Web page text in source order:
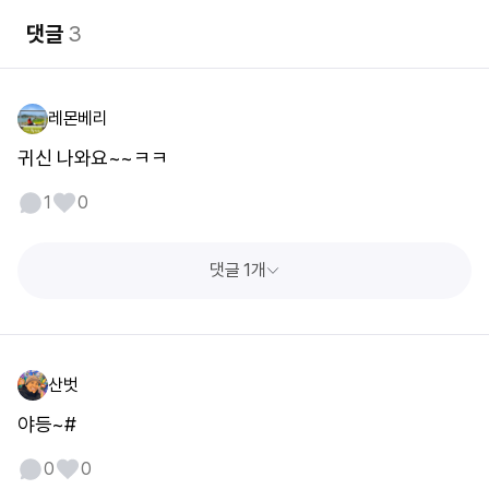
댓글3
레몬베리
귀신 나와요~~ㅋㅋ
1 0
댓글 1개
산벗
야등~#
0 0